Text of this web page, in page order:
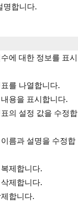
명합니다.
에 대한 정보를 표시
를 나열합니다.
용을 표시합니다.
의 설정 값을 수정합
름과 설명을 수정합
제합니다.
제합니다.
합니다.